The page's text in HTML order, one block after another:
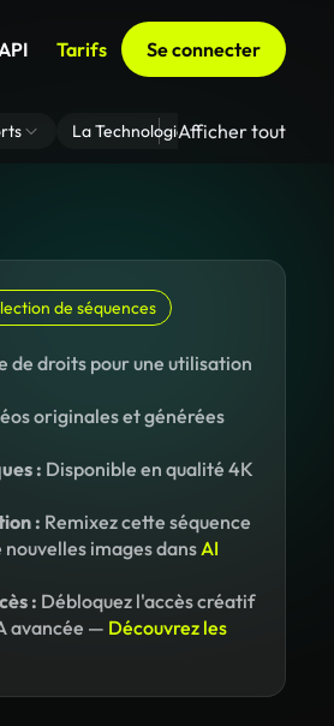
Tarifs Se connecter
La Technologie Zoom En
Afficher tout
de séquences
de droits pour une utilisation
originales et générées
: Disponible en qualité 4K
: Remixez cette séquence
nouvelles images dansAI
: Débloquez l'accès créatif
avancée — Découvrez les